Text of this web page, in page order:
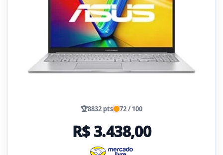
🏆8832 pts 72 / 100
R$ 3.438,00